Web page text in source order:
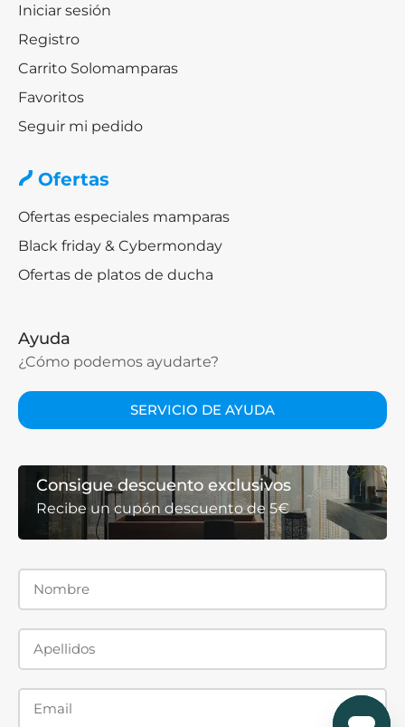
Iniciar sesión
Registro
Carrito Solomamparas
Favoritos
Seguir mi pedido
Ofertas
Ofertas especiales mamparas
Black friday & Cybermonday
Ofertas de platos de ducha
Ayuda
¿Cómo podemos ayudarte?
SERVICIO DE AYUDA
Consigue descuento exclusivos
Recibe un cupón descuento de 5€